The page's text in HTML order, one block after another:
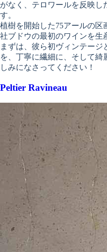
がなく、テロワールを反映
す。
植樹を開始した75アールの区
社ブドウの最初のワインを生
まずは、彼ら初ヴィンテージ
を、丁寧に繊細に、そして
しみになさってください！
Peltier Ravineau